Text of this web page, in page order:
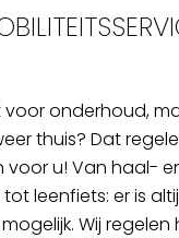
voor onderhoud,
thuis? Dat
voor u! Van haal-
leenfiets: er is
Wij regelen